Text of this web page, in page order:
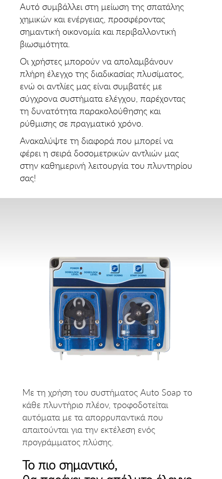
Αυτό συμβάλλει στη μείωση της σπατάλης
χημικών και ενέργειας, προσφέροντας
σημαντική οικονομία και περιβαλλοντική
βιωσιμότητα.
Οι χρήστες μπορούν να απολαμβάνουν
πλήρη έλεγχο της διαδικασίας πλυσίματος,
ενώ οι αντλίες μας είναι συμβατές με
σύγχρονα συστήματα ελέγχου, παρέχοντας
τη δυνατότητα παρακολούθησης και
ρύθμισης σε πραγματικό χρόνο.
Ανακαλύψτε τη διαφορά που μπορεί να
φέρει η σειρά δοσομετρικών αντλιών μας
στην καθημερινή λειτουργία του πλυντηρίου
σας!
Με τη χρήση του συστήματος Auto Soap το
κάθε πλυντήριο πλέον, τροφοδοτείται
αυτόματα με τα απορρυπαντικά που
απαιτούνται για την εκτέλεση ενός
προγράμματος πλύσης.
Το πιο σημαντικό,